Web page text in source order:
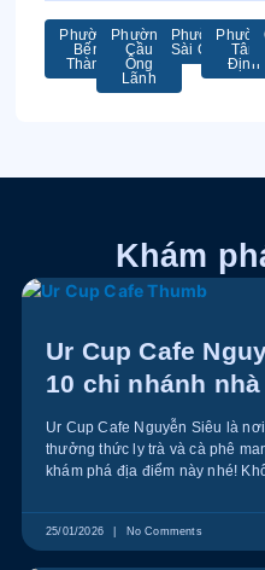
Phường
Bến
Thành
Phường
Cầu
Ông
Lãnh
Phường
Sài Gòn
Tân
Định
Khám
Ur Cup Cafe
10 chi nhánh nhà
Ur Cup Cafe Nguyễn Siêu là
thưởng thức ly trà và cà phê
khám phá địa điểm này nhé!
25/01/2026 No Comments